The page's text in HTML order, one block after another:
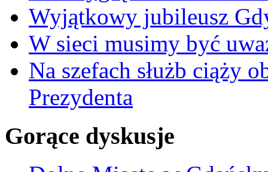
Wyjątkowy jubileusz
W sieci musimy być
Na szefach służb ciąży
Prezydenta
Gorące dyskusje